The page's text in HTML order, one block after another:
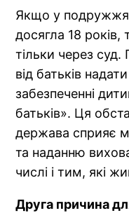
Якщо у подружжя
досягла 18
тільки через
від батьків
забезпеченні
батьків». Ця
держава сприяє
та наданню
числі і тим, які
Друга причина